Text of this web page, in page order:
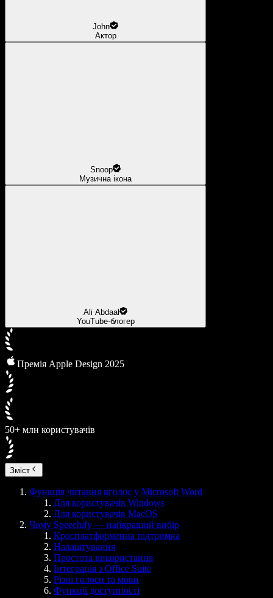
John
Актор
Snoop
Музична ікона
Ali Abdaal
YouTube-блогер
Премія Apple Design 2025
50+ млн користувачів
Зміст
Функція читання вголос у Microsoft Word
Для користувачів Windows
Для користувачів MacOS
Чому Speechify — найкращий вибір
Кросплатформенна підтримка
Налаштування
Простота використання
Інтеграція з Office Suite
Різні голоси та мови
Функції доступності